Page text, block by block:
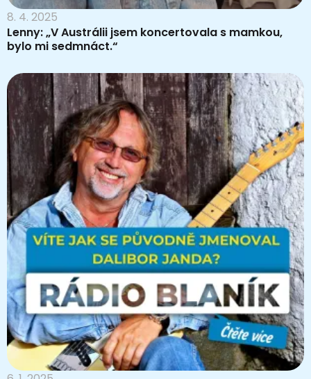
8. 4. 2025
Lenny: „V Austrálii jsem koncertovala s mamkou,
bylo mi sedmnáct.“